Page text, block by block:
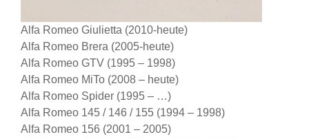
Alfa Romeo Giulietta (2010-heute)
Alfa Romeo Brera (2005-heute)
Alfa Romeo GTV (1995 – 1998)
Alfa Romeo MiTo (2008 – heute)
Alfa Romeo Spider (1995 – …)
Alfa Romeo 145 / 146 / 155 (1994 – 1998)
Alfa Romeo 156 (2001 – 2005)